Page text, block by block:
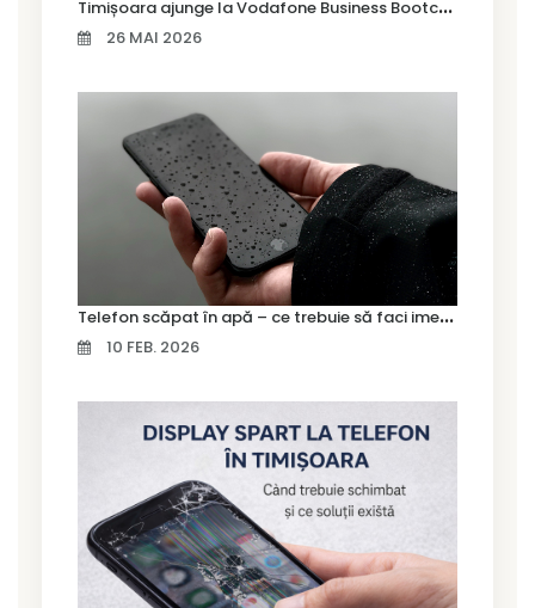
26 MAI 2026
T
elefon scăpat în apă – ce trebuie să faci imediat și ce greșeli să eviți
10 FEB. 2026